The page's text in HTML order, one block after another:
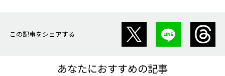
この記事をシェアする
あなたにおすすめの記事